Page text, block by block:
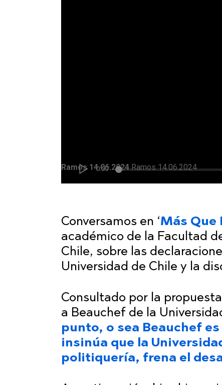
Conversamos en ‘Más Que
académico de la Facultad
Chile, sobre las
Universidad de Chile y la
Consultado por la
a Beauchef de la
punto, o sea Beauchef
insinúa que la
politiquería, frena el